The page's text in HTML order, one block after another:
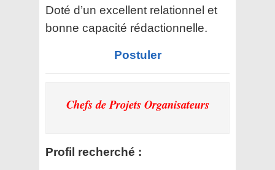
Doté d’un excellent relationnel et
bonne capacité rédactionnelle.
Postuler
Chefs de Projets Organisateurs
Profil recherché :